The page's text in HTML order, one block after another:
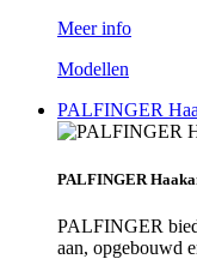
Meer info
Modellen
PALFINGER
PALFINGER
PALFINGER
aan, opgebouwd